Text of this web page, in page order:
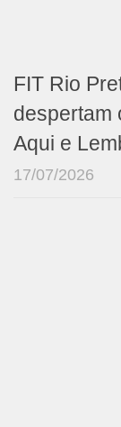
FIT Rio
despertam
Aqui e
17/07/2026